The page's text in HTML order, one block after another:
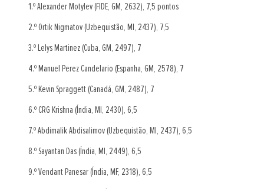
1.º Alexander Motylev (FIDE, GM, 2632), 7,5 pontos
2.º Ortik Nigmatov (Uzbequistão, MI, 2437), 7,5
3.º Lelys Martinez (Cuba, GM, 2497), 7
4.º Manuel Perez Candelario (Espanha, GM, 2578), 7
5.º Kevin Spraggett (Canadá, GM, 2487), 7
6.º CRG Krishna (Índia, MI, 2430), 6,5
7.º Abdimalik Abdisalimov (Uzbequistão, MI, 2437), 6,5
8.º Sayantan Das (Índia, MI, 2449), 6,5
9.º Vendant Panesar (Índia, MF, 2318), 6,5